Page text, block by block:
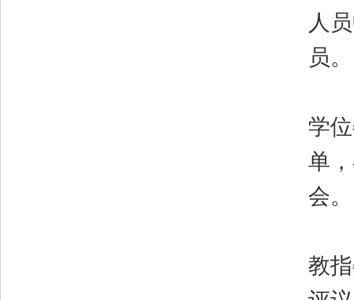
人
员。
学
单
会。
教